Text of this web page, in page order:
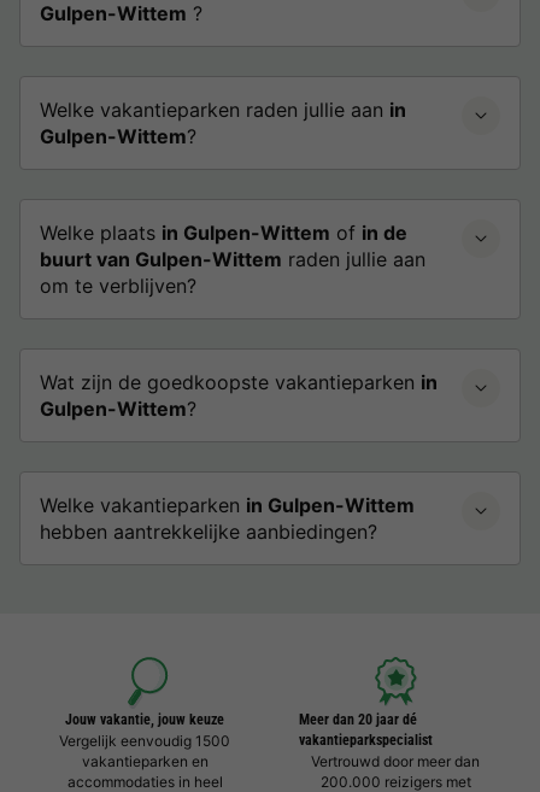
Gulpen-Wittem ?
Welke vakantieparken raden jullie aan in
Gulpen-Wittem?
Welke plaats in Gulpen-Wittem of in de
buurt van Gulpen-Wittem raden jullie aan
om te verblijven?
Wat zijn de goedkoopste vakantieparken in
Gulpen-Wittem?
Welke vakantieparken in Gulpen-Wittem
hebben aantrekkelijke aanbiedingen?
Jouw vakantie, jouw keuze
Vergelijk eenvoudig 1500
vakantieparken en
accommodaties in heel
Meer dan 20 jaar dé
vakantieparkspecialist
Vertrouwd door meer dan
200.000 reizigers met